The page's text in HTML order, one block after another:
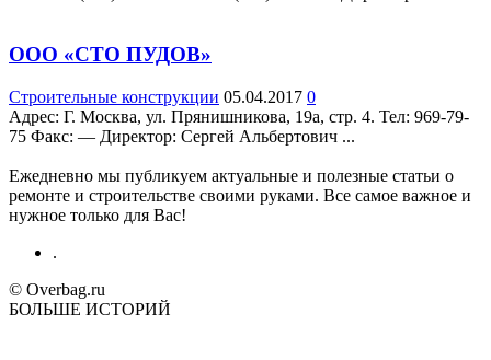
ООО «СТО ПУДОВ»
Строительные конструкции 05.04.2017 0
Адрес: Г. Москва, ул. Прянишникова, 19а, стр. 4. Teл: 969-79-
75 Факс: — Директор: Сергей Альбертович ...
Ежедневно мы публикуем актуальные и полезные статьи о
ремонте и строительстве своими руками. Все самое важное и
нужное только для Вас!
.
© Overbag.ru
БОЛЬШЕ ИСТОРИЙ